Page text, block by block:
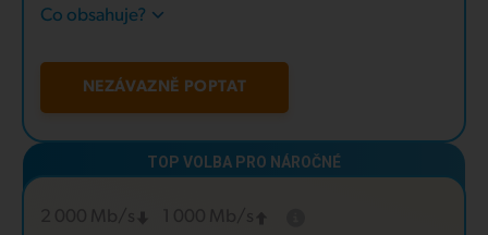
Co obsahuje?
NEZÁVAZNĚ POPTAT